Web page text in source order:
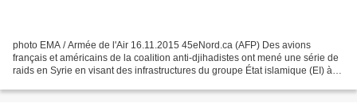
photo EMA / Armée de l'Air 16.11.2015 45eNord.ca (AFP) Des avions
français et américains de la coalition anti-djihadistes ont mené une série de
raids en Syrie en visant des infrastructures du groupe État islamique (EI) à